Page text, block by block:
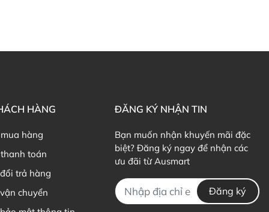
HÀNG
hàng
toán
trả hàng
chuyển
ĐĂNG KÝ NHẬN TIN
Bạn muốn nhận khuyến mãi đặc
biệt? Đăng ký ngay để nhận các
ưu đãi từ Ausmart
Đăng ký